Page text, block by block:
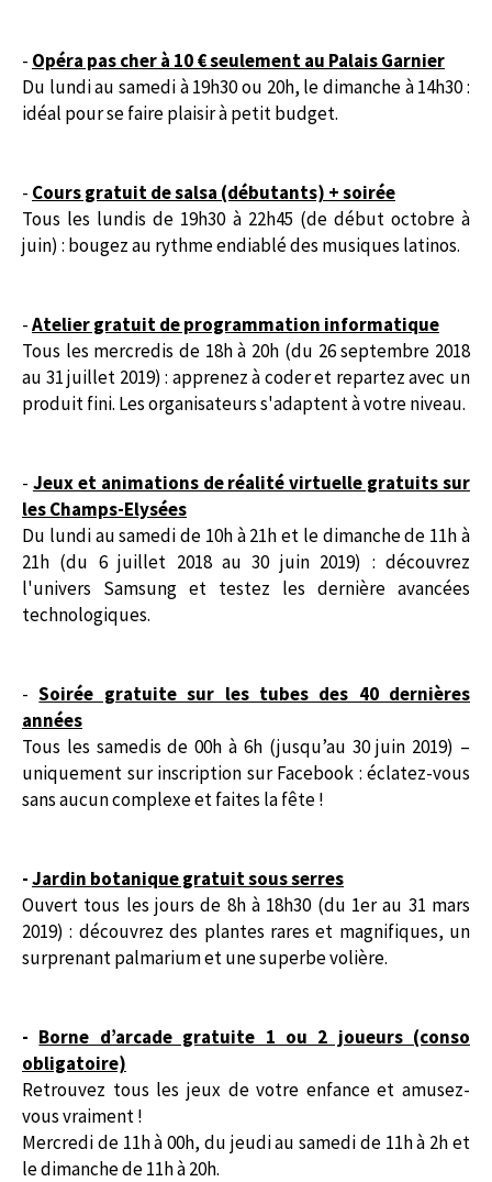
- Opéra pas cher à 10 € seulement au Palais Garnier
Du lundi au samedi à 19h30 ou 20h, le dimanche à 14h30 :
idéal pour se faire plaisir à petit budget.
- Cours gratuit de salsa (débutants) + soirée
Tous les lundis de 19h30 à 22h45 (de début octobre à
juin) : bougez au rythme endiablé des musiques latinos.
-Atelier gratuit de programmation informatique
Tous les mercredis de 18h à 20h (du 26 septembre 2018
au 31 juillet 2019) : apprenez à coder et repartez avec un
produit fini. Les organisateurs s'adaptent à votre niveau.
- Jeux et animations de réalité virtuelle gratuits sur
les Champs-Elysées
Du lundi au samedi de 10h à 21h et le dimanche de 11h à
21h (du 6 juillet 2018 au 30 juin 2019) : découvrez
l'univers Samsung et testez les dernière avancées
technologiques.
-Soirée gratuite sur les tubes des 40 dernières
années
Tous les samedis de 00h à 6h (jusqu’au 30 juin 2019) –
uniquement sur inscription sur Facebook : éclatez-vous
sans aucun complexe et faites la fête !
-Jardin botanique gratuit sous serres
Ouvert tous les jours de 8h à 18h30 (du 1er au 31 mars
2019) : découvrez des plantes rares et magnifiques, un
surprenant palmarium et une superbe volière.
- Borne d’arcade gratuite 1 ou 2 joueurs (conso
obligatoire)
Retrouvez tous les jeux de votre enfance et amusez-
vous vraiment !
Mercredi de 11h à 00h, du jeudi au samedi de 11h à 2h et
le dimanche de 11h à 20h.